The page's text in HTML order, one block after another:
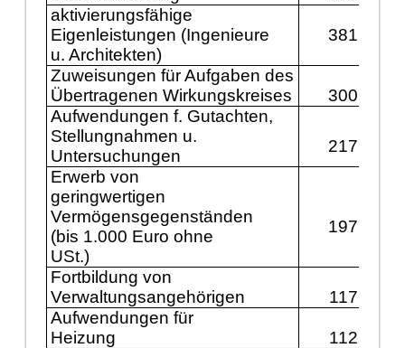
aktivierungsfähige
Eigenleistungen (Ingenieure
u. Architekten)
381.000
Zuweisungen für Aufgaben des
Übertragenen Wirkungskreises
300.000
Aufwendungen f. Gutachten,
Stellungnahmen u.
Untersuchungen
217.700
Erwerb von
geringwertigen
Vermögensgegenständen
(bis 1.000 Euro ohne
USt.)
197.900
Fortbildung von
Verwaltungsangehörigen
117.200
Aufwendungen für
Heizung
112.400